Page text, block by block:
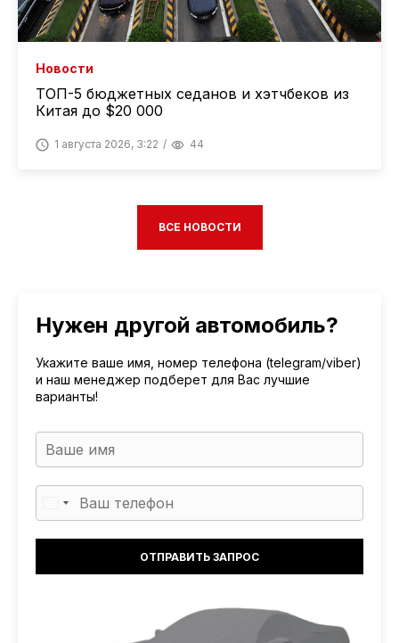
Новости
ТОП-5 бюджетных седанов и хэтчбеков из
Китая до $20 000
1 августа 2026, 3:22 44
ВСЕ НОВОСТИ
Нужен другой автомобиль?
Укажите ваше имя, номер телефона (telegram/viber)
и наш менеджер подберет для Вас лучшие
варианты!